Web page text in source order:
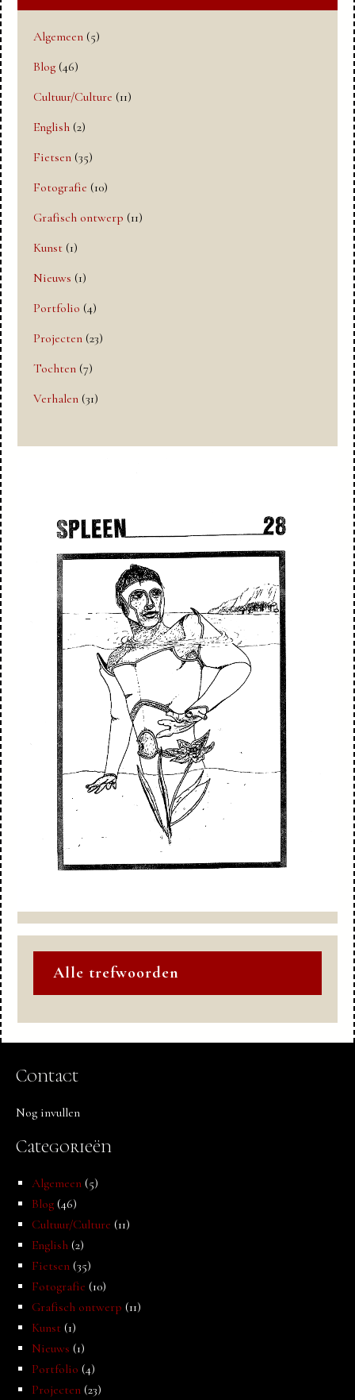
Algemeen (5)
Blog (46)
Cultuur/Culture (11)
English (2)
Fietsen (35)
Fotografie (10)
Grafisch ontwerp (11)
Kunst (1)
Nieuws (1)
Portfolio (4)
Projecten (23)
Tochten (7)
Verhalen (31)
Alle trefwoorden
Contact
Nog invullen
Categorieën
Algemeen (5)
Blog (46)
Cultuur/Culture (11)
English (2)
Fietsen (35)
Fotografie (10)
Grafisch ontwerp (11)
Kunst (1)
Nieuws (1)
Portfolio (4)
Projecten (23)